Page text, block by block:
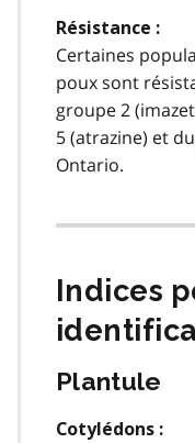
Résistance :
Certaines
poux sont
groupe 2
5 (atrazine) et
Ontario.
Indices
Plantule
Cotylédons :